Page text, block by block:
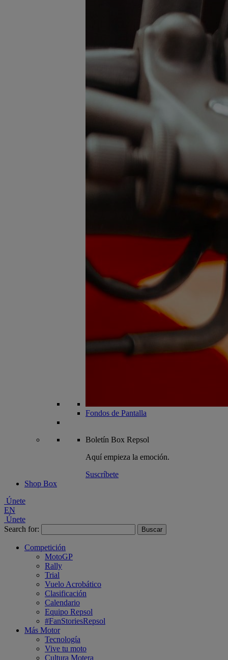
Fondos de Pantalla
Boletín Box Repsol
Aquí empieza la emoción.
Suscríbete
Shop Box
Únete
EN
Únete
Search for:
Competición
MotoGP
Rally
Trial
Vuelo Acrobático
Clasificación
Calendario
Equipo Repsol
#FanStoriesRepsol
Más Motor
Tecnología
Vive tu moto
Cultura Motera